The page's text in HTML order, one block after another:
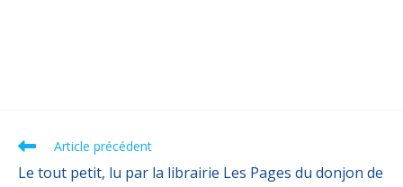
Article précédent
Le tout petit, lu par la librairie Les Pages du donjon de